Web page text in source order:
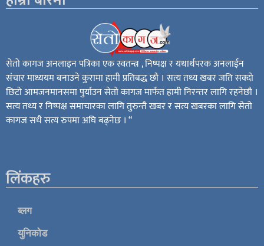
सेतो कागज अनलाइन पत्रिका एक स्वतन्त्र , निष्पक्ष र यथार्थपरक अनलाईन
संचार माध्ययम बनाउने कुरामा हामी प्रतिबद्ध छौ । सत्य तथ्य खबर जति सक्दो
छिटो आमजनमानसमा पुर्याउन सेतो कागज मार्फत हामी निरन्तर लागि रहनेछौ ।
सत्य तथ्य र निष्पक्ष समाचारका लागि तुरुन्तै खबर र सत्य खबरका लागि सेतो
कागज सधै सत्य रुपमा अघि बढ्नेछ । “
लिंकहरु
ब्लग
युनिकोड